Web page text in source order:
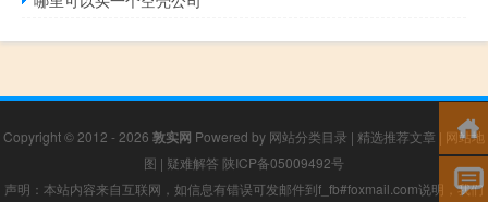
Copyright © 2012 - 2026 敦实网 Powered by 网站分类目录 | 精选推荐文章 | 网站地
图 | 疑难解答 陕ICP备05009492号
声明：本站内容来自互联网，如信息有错误可发邮件到f_fb#foxmail.com说明，我们